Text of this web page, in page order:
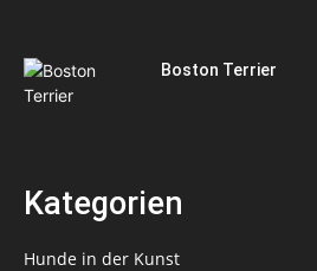
Boston Terrier
Kategorien
Hunde in der Kunst